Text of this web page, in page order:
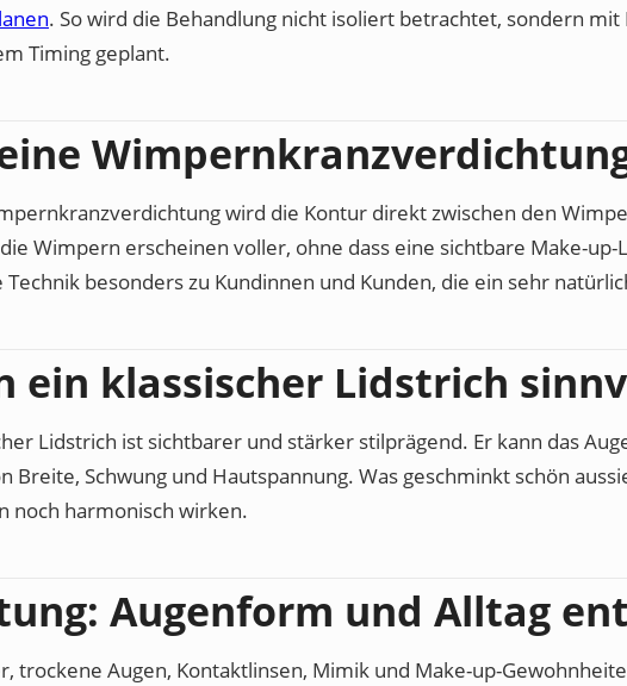
. So wird die Behandlung nicht isoliert betrachtet, sondern mit
Timing geplant.
wird die Kontur direkt zwischen den
Wimpern erscheinen voller, ohne dass eine sichtbare Make-
Technik besonders zu Kundinnen und Kunden, die ein sehr
ein klassischer Lidstrich
Lidstrich ist sichtbarer und stärker stilprägend. Er kann das
Breite, Schwung und Hautspannung. Was geschminkt schön
noch harmonisch wirken.
Augenform und Alltag
trockene Augen, Kontaktlinsen, Mimik und Make-up-